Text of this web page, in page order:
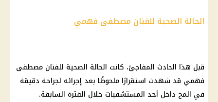
الحالة الصحية للفنان مصطفى فهمي
قبل هذا الحادث المفاجئ، كانت الحالة الصحية للفنان مصطفى
فهمي قد شهدت استقرارًا ملحوظًا بعد إجرائه لجراحة دقيقة
في المخ داخل أحد المستشفيات خلال الفترة السابقة.